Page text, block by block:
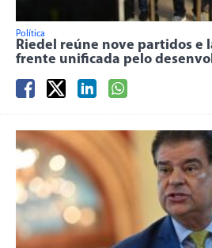
Política
Riedel reúne nove partidos e
frente unificada pelo